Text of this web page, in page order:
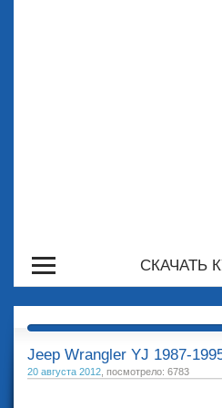
СКАЧАТЬ
Jeep Wrangler YJ 1987-
20 августа 2012 , посмотрело: 6783